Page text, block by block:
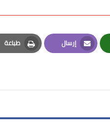
إرسال
Email
طباعة
Print